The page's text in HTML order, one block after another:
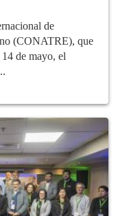
de
(CONATRE), que
de mayo, el